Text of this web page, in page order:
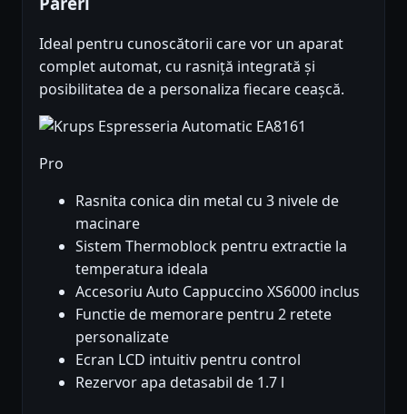
Ideal pentru cunoscătorii care vor un aparat
complet automat, cu rasniță integrată și
posibilitatea de a personaliza fiecare ceașcă.
Pro
Rasnita conica din metal cu 3 nivele de
macinare
Sistem Thermoblock pentru extractie la
temperatura ideala
Accesoriu Auto Cappuccino XS6000 inclus
Functie de memorare pentru 2 retete
personalizate
Ecran LCD intuitiv pentru control
Rezervor apa detasabil de 1.7 l